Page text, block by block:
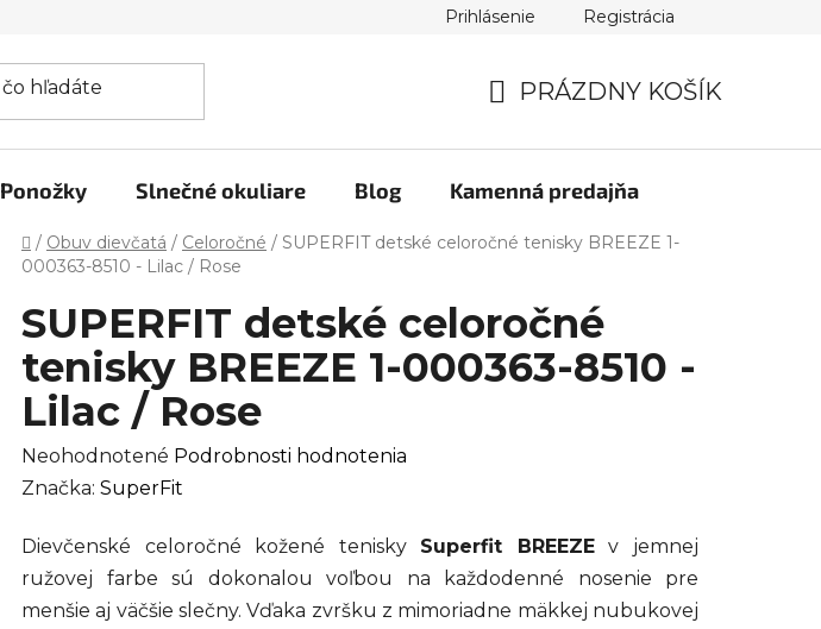
Prihlásenie Registrácia
KOŠÍK
PRÁZDNY KOŠÍK
Ponožky Slnečné okuliare Blog Kamenná predajňa
Domov
/ Obuv dievčatá / Celoročné / SUPERFIT detské celoročné tenisky BREEZE 1-
000363-8510 - Lilac / Rose
SUPERFIT detské celoročné
tenisky BREEZE 1-000363-8510 -
Lilac / Rose
Priemerné
hodnotenie
je
0,0
z
Neohodnotené Podrobnosti hodnotenia
Značka: SuperFit
Dievčenské celoročné kožené tenisky Superfit BREEZEv jemnej
ružovej farbe sú dokonalou voľbou na každodenné nosenie pre
menšie aj väčšie slečny. Vďaka zvršku z mimoriadne mäkkej nubukovej